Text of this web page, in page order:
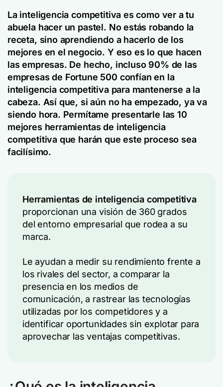
La inteligencia competitiva es como ver a tu
abuela hacer un pastel. No estás robando la
receta, sino aprendiendo a hacerlo de los
mejores en el negocio. Y eso es lo que hacen
las empresas. De hecho, incluso 90% de las
empresas de Fortune 500 confían en la
inteligencia competitiva para mantenerse a la
cabeza. Así que, si aún no ha empezado, ya va
siendo hora. Permítame presentarle las 10
mejores herramientas de inteligencia
competitiva que harán que este proceso sea
facilísimo.
Herramientas de inteligencia competitiva
proporcionan una visión de 360 grados
del entorno empresarial que rodea a su
marca.
Le ayudan a medir su rendimiento frente a
los rivales del sector, a comparar la
presencia en los medios de
comunicación, a rastrear las tecnologías
utilizadas por los competidores y a
identificar oportunidades sin explotar para
aprovechar las ventajas competitivas.